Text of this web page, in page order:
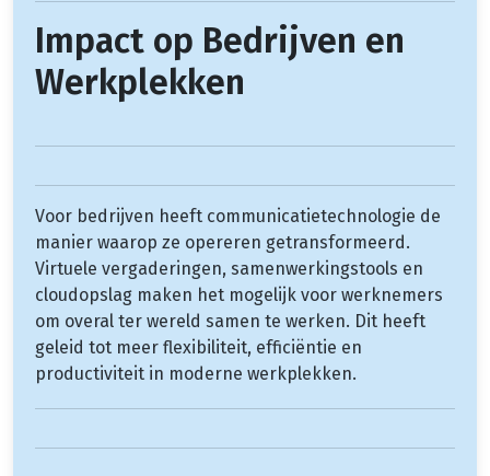
Impact op Bedrijven en
Werkplekken
Voor bedrijven heeft communicatietechnologie de
manier waarop ze opereren getransformeerd.
Virtuele vergaderingen, samenwerkingstools en
cloudopslag maken het mogelijk voor werknemers
om overal ter wereld samen te werken. Dit heeft
geleid tot meer flexibiliteit, efficiëntie en
productiviteit in moderne werkplekken.